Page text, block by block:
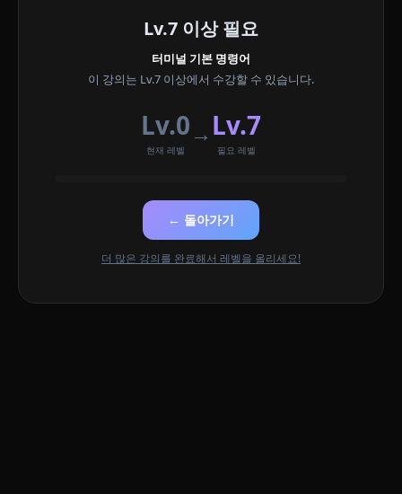
Lv.7 이상 필요
터미널 기본 명령어
이 강의는 Lv.7 이상에서 수강할 수 있습니다.
Lv.0
현재 레벨
→ Lv.7
필요 레벨
← 돌아가기
더 많은 강의를 완료해서 레벨을 올리세요!